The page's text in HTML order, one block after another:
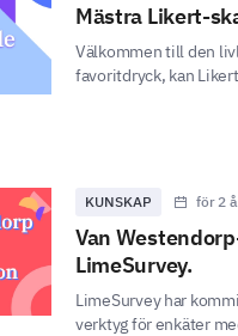
Mästra Likert-
Välkommen till den
favoritdryck, kan
KUNSKAP för 2
Van
LimeSurvey.
LimeSurvey har
verktyg för enkäter